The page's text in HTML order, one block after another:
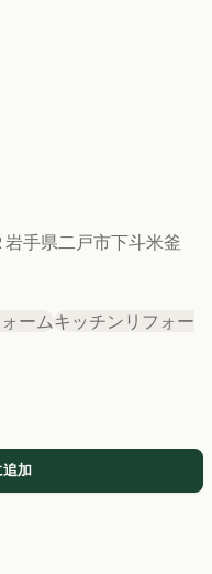
岩手県二戸市下斗米釜
ームキッチンリフォー
追加